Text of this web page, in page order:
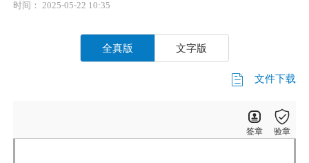
时间： 2025-05-22 10:35
全真版 文字版
文件下载